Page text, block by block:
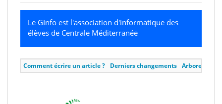
Le GInfo est l'association d'informatique des
élèves de Centrale Méditerranée
Comment écrire un article ? Derniers changements